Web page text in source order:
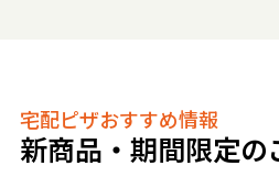
宅配ピザおすすめ情報
新商品・期間限定の